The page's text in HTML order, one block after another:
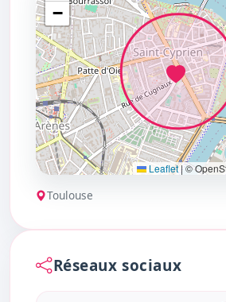
−
Leaflet|©
Toulouse
Réseaux sociaux